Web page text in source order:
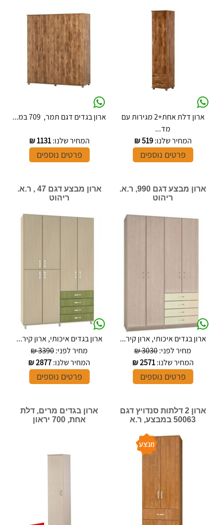
ארון דלת אחת+2 מגירות עם
מד...
המחיר שלנו:519
₪
פרטים נוספים
ארון בגדים דגם תמר, 709 במ...
המחיר שלנו:1131
₪
פרטים נוספים
ארון מבצע דגם 990, ר.א.
ריהוט
ארון בגדים איכותי, ארון קיר...
מחיר לפני:3030 ₪
המחיר שלנו:2571
₪
פרטים נוספים
ארון מבצע דגם 47 , ר.א.
ריהוט
ארון בגדים איכותי, ארון קיר...
מחיר לפני:3390 ₪
המחיר שלנו:2877
₪
פרטים נוספים
ארון 2 דלתות סנדויץ דגם
50063 במבצע, ר.א
ארון בגדים מרים, דלת
אחת, 700 יראון